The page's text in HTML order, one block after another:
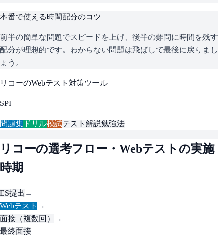
本番で使える時間配分のコツ
前半の簡単な問題でスピードを上げ、後半の難問に時間を残す
配分が理想的です。わからない問題は飛ばして最後に戻りまし
ょう。
リコーのWebテスト対策ツール
SPI
問題集 ドリル模試テスト解説勉強法
リコーの選考フロー・Webテストの実施
時期
ES提出 →
Webテスト →
面接（複数回）
→
最終面接